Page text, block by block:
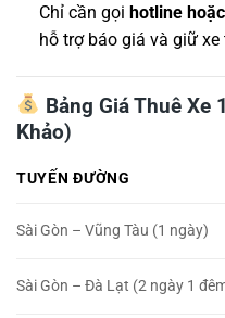
Chỉ cần gọi hotline
hỗ trợ báo giá và giữ
Bảng Giá Thuê Xe
Khảo)
TUYẾN ĐƯỜNG
Sài Gòn – Vũng Tàu (1 ngày)
Sài Gòn – Đà Lạt (2 ngày 1